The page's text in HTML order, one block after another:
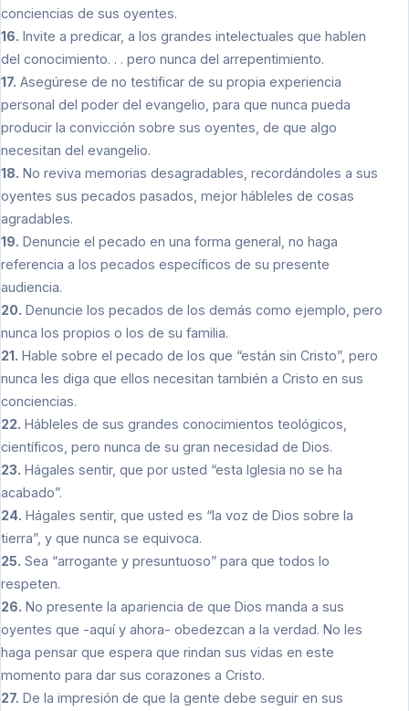
conciencias de sus oyentes.
16. Invite a predicar, a los grandes intelectuales que hablen
del conocimiento. . . pero nunca del arrepentimiento.
17. Asegúrese de no testificar de su propia experiencia
personal del poder del evangelio, para que nunca pueda
producir la convicción sobre sus oyentes, de que algo
necesitan del evangelio.
18. No reviva memorias desagradables, recordándoles a sus
oyentes sus pecados pasados, mejor hábleles de cosas
agradables.
19. Denuncie el pecado en una forma general, no haga
referencia a los pecados específicos de su presente
audiencia.
20. Denuncie los pecados de los demás como ejemplo, pero
nunca los propios o los de su familia.
21. Hable sobre el pecado de los que “están sin Cristo”, pero
nunca les diga que ellos necesitan también a Cristo en sus
conciencias.
22. Hábleles de sus grandes conocimientos teológicos,
científicos, pero nunca de su gran necesidad de Dios.
23. Hágales sentir, que por usted “esta Iglesia no se ha
acabado”.
24. Hágales sentir, que usted es “la voz de Dios sobre la
tierra”, y que nunca se equivoca.
25. Sea “arrogante y presuntuoso” para que todos lo
respeten.
26. No presente la apariencia de que Dios manda a sus
oyentes que -aquí y ahora- obedezcan a la verdad. No les
haga pensar que espera que rindan sus vidas en este
momento para dar sus corazones a Cristo.
27. De la impresión de que la gente debe seguir en sus